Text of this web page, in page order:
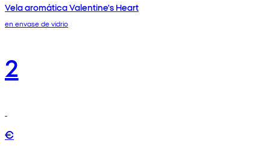
Vela aromática Valentine's Heart
en envase de vidrio
2
€